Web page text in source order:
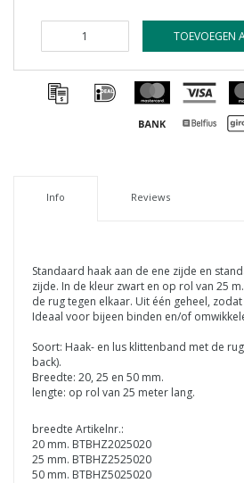
TOEVOEGEN
Info Reviews
Standaard haak aan de ene zijde en
zijde. In de kleur zwart en op rol van 25
de rug tegen elkaar. Uit één geheel,
Ideaal voor bijeen binden en/of
Soort: Haak- en lus klittenband met de
back).
Breedte: 20, 25 en 50 mm.
lengte: op rol van 25 meter lang.
breedte Artikelnr.:
20 mm. BTBHZ2025020
25 mm. BTBHZ2525020
50 mm. BTBHZ5025020